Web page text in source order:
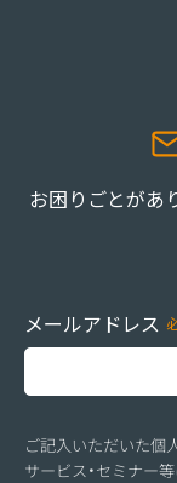
お困りごとがあ
メールアドレス
ご記入いただいた個
サービス・セミナー